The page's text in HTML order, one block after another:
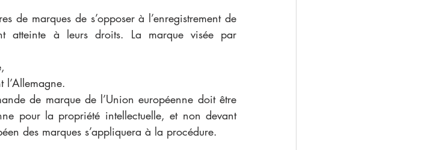
de marques de s’opposer à l’enregistrement de
atteinte à leurs droits. La marque visée par
l’Allemagne.
de marque de l’Union européenne doit être
pour la propriété intellectuelle, et non devant
des marques s’appliquera à la procédure.